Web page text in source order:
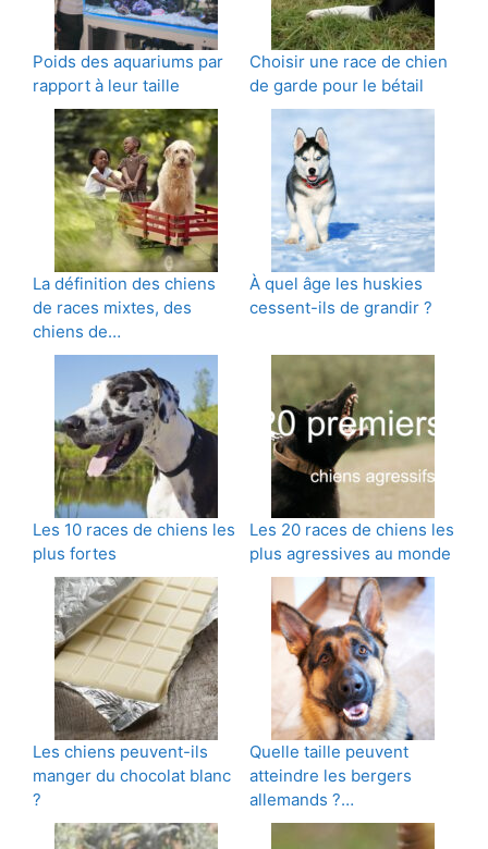
Poids des aquariums par
rapport à leur taille
Choisir une race de chien
de garde pour le bétail
La définition des chiens
de races mixtes, des
chiens de…
À quel âge les huskies
cessent-ils de grandir ?
Les 10 races de chiens les
plus fortes
Les 20 races de chiens les
plus agressives au monde
Les chiens peuvent-ils
manger du chocolat blanc
?
Quelle taille peuvent
atteindre les bergers
allemands ?…